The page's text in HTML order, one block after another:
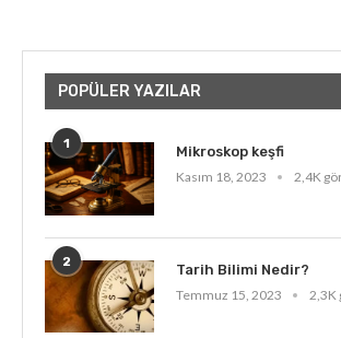
POPÜLER YAZILAR
1
Mikroskop keşfi
Kasım 18, 2023
2,4K
2
Tarih Bilimi Nedir?
Temmuz 15, 2023
2,3K